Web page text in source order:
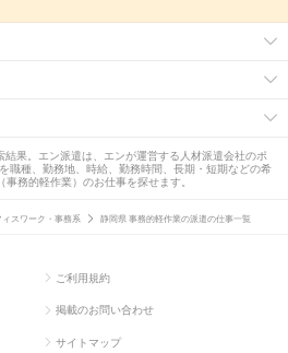
果。エン派遣は、エンが運営する人材派遣会社のポ
職種、勤務地、時給、勤務時間、長期・短期などの希
務的軽作業）のお仕事を探せます。
スワーク・事務系 静岡県 事務的軽作業の派遣の仕事一覧
ご利用規約
掲載のお問い合わせ
サイトマップ